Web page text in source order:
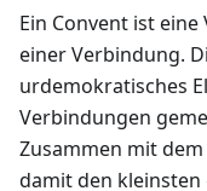
Ein Convent ist
einer Verbindung.
urdemokratisches
Verbindungen
Zusammen mit dem
damit den